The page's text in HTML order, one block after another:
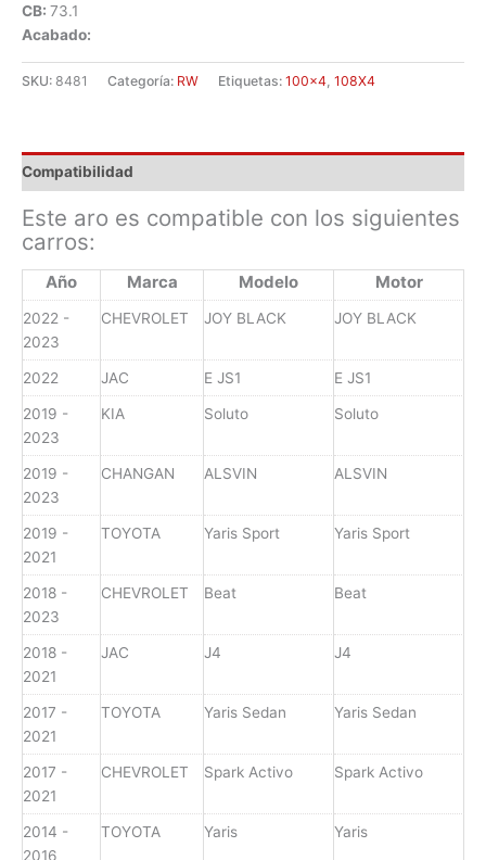
CB: 73.1
Acabado:
SKU: 8481 Categoría: RW Etiquetas: 100x4 108X4
Compatibilidad
Este aro es compatible con los siguientes
carros:
Año Marca Modelo Motor
2022 -
2023
CHEVROLET JOY BLACK JOY BLACK
2022 JAC E JS1 E JS1
2019 -
2023
KIA Soluto Soluto
2019 -
2023
CHANGAN ALSVIN ALSVIN
2019 -
2021
TOYOTA Yaris Sport Yaris Sport
2018 -
2023
CHEVROLET Beat Beat
2018 -
2021
JAC J4 J4
2017 -
2021
TOYOTA Yaris Sedan Yaris Sedan
2017 -
2021
CHEVROLET Spark Activo Spark Activo
2014 -
2016
TOYOTA Yaris Yaris